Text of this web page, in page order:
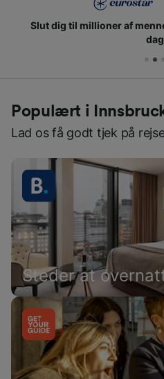
Slut dig til millioner af
dag
Populært i
Lad os få godt tjek på
Steder at